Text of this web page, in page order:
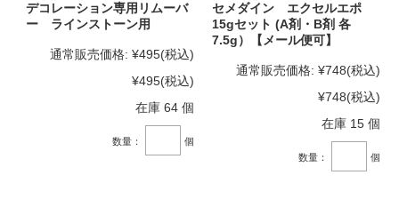
デコレーション専用リムーバ
ー ラインストーン用
通常販売価格: ¥495(税込)
¥495(税込)
在庫 64 個
数量： 個
セメダイン エクセルエポ
15gセット (A剤・B剤 各
7.5g）【メール便可】
通常販売価格: ¥748(税込)
¥748(税込)
在庫 15 個
数量： 個